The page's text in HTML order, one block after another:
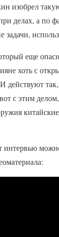
изобрел
делах, а по
задачи,
еще
хоть с
действуют
с этим делом,
интервью